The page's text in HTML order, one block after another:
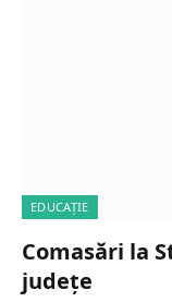
EDUCAȚIE
Comasări la
județe